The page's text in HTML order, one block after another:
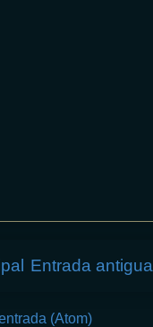
Entrada antigua
(Atom)